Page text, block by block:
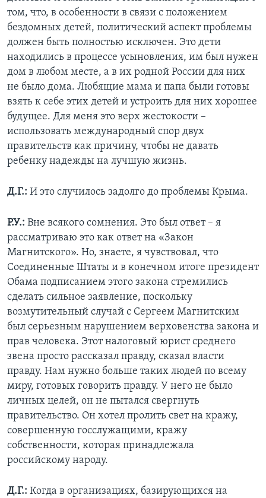
том, что, в особенности в связи с положением
бездомных детей, политический аспект проблемы
должен быть полностью исключен. Это дети
находились в процессе усыновления, им был нужен
дом в любом месте, а в их родной России для них
не было дома. Любящие мама и папа были готовы
взять к себе этих детей и устроить для них хорошее
будущее. Для меня это верх жестокости –
использовать международный спор двух
правительств как причину, чтобы не давать
ребенку надежды на лучшую жизнь.
Д.Г.: И это случилось задолго до проблемы Крыма.
Р.У.: Вне всякого сомнения. Это был ответ – я
рассматриваю это как ответ на «Закон
Магнитского». Но, знаете, я чувствовал, что
Соединенные Штаты и в конечном итоге президент
Обама подписанием этого закона стремились
сделать сильное заявление, поскольку
возмутительный случай с Сергеем Магнитским
был серьезным нарушением верховенства закона и
прав человека. Этот налоговый юрист среднего
звена просто рассказал правду, сказал власти
правду. Нам нужно больше таких людей по всему
миру, готовых говорить правду. У него не было
личных целей, он не пытался свергнуть
правительство. Он хотел пролить свет на кражу,
совершенную госслужащими, кражу
собственности, которая принадлежала
российскому народу.
Д.Г.: Когда в организациях, базирующихся на